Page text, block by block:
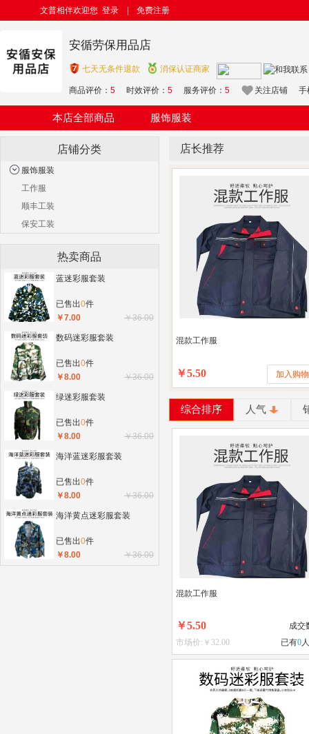
文普相伴欢迎您 登录 免费注册
安循劳保用品店
七天无条件退款 消保认证商家
商品评价： 5 时效评价： 5 服务评价： 5 关注店铺
本店全部商品 服饰服装
店铺分类
服饰服装
工作服
顺丰工装
保安工装
热卖商品
蓝迷彩服套装
已售出0件
￥7.00
￥36.00
数码迷彩服套装
已售出0件
￥8.00
￥36.00
绿迷彩服套装
已售出0件
￥8.00
￥36.00
海洋蓝迷彩服套装
已售出0件
￥8.00
￥36.00
海洋黄点迷彩服套装
已售出0件
￥8.00
￥36.00
店长推荐
混款工作服
￥5.50 加入购
综合排序 人气
混款工作服
￥5.50
成交
市场价:￥32.00
已有0